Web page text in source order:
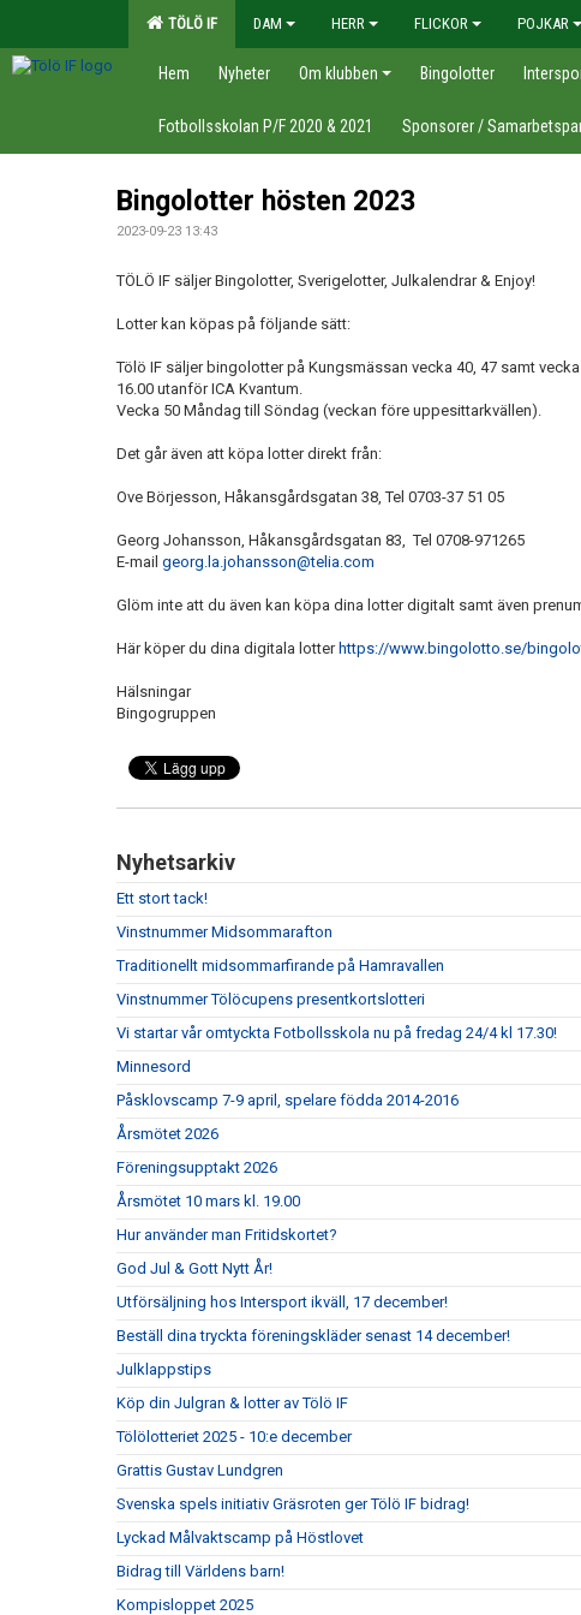
TÖLÖ IF DAM HERR FLICKOR POJKAR
Hem Nyheter Om klubben Bingolotter
Fotbollsskolan P/F 2020 & 2021 Sponsorer /
Bingolotter hösten 2023
2023-09-23 13:43
TÖLÖ IF säljer Bingolotter, Sverigelotter, Julkalendrar & Enjoy!
Lotter kan köpas på följande sätt:
Tölö IF säljer bingolotter på Kungsmässan vecka 40, 47 samt
16.00 utanför ICA Kvantum.
Vecka 50 Måndag till Söndag (veckan före uppesittarkvällen).
Det går även att köpa lotter direkt från:
Ove Börjesson, Håkansgårdsgatan 38, Tel 0703-37 51 05
Georg Johansson, Håkansgårdsgatan 83, Tel 0708-971265
E-mail georg.la.johansson@telia.com
Glöm inte att du även kan köpa dina lotter digitalt samt även
Här köper du dina digitala lotter https://www.bingolotto.se/
Hälsningar
Bingogruppen
Nyhetsarkiv
Ett stort tack!
Vinstnummer Midsommarafton
Traditionellt midsommarfirande på Hamravallen
Vinstnummer Tölöcupens presentkortslotteri
Vi startar vår omtyckta Fotbollsskola nu på fredag 24/4 kl 17.30!
Minnesord
Påsklovscamp 7-9 april, spelare födda 2014-2016
Årsmötet 2026
Föreningsupptakt 2026
Årsmötet 10 mars kl. 19.00
Hur använder man Fritidskortet?
God Jul & Gott Nytt År!
Utförsäljning hos Intersport ikväll, 17 december!
Beställ dina tryckta föreningskläder senast 14 december!
Julklappstips
Köp din Julgran & lotter av Tölö IF
Tölölotteriet 2025 - 10:e december
Grattis Gustav Lundgren
Svenska spels initiativ Gräsroten ger Tölö IF bidrag!
Lyckad Målvaktscamp på Höstlovet
Bidrag till Världens barn!
Kompisloppet 2025